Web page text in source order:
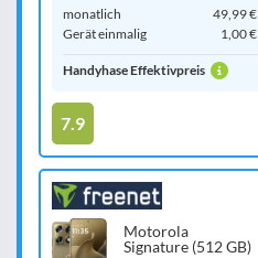
monatlich
49,99 €
Gerät einmalig
1,00 €
Handyhase Effektivpreis
7.9
Motorola
Signature (512 GB)